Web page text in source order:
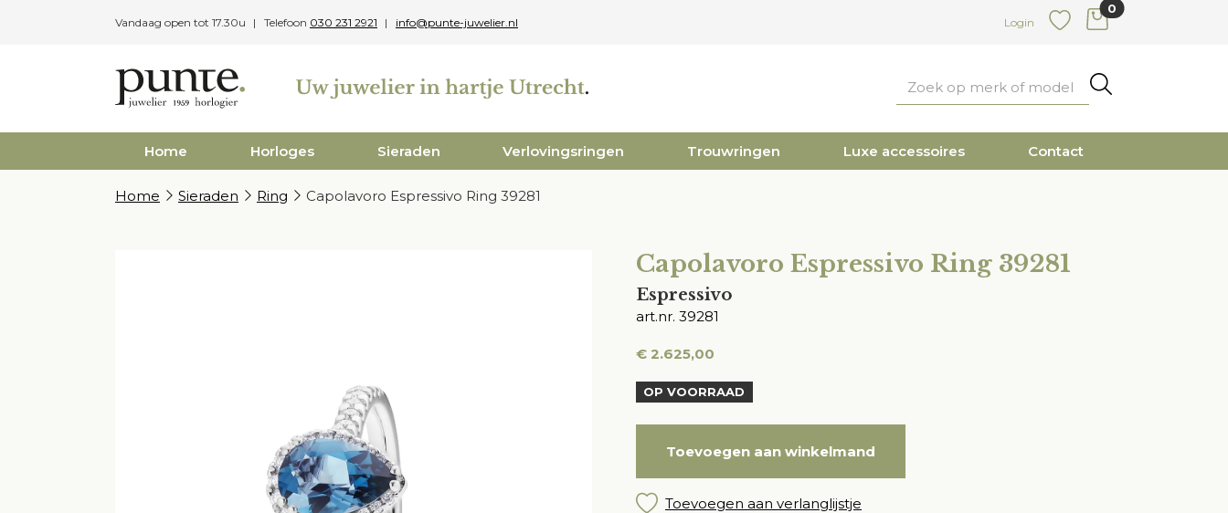
Vandaag open tot 17.30u Telefoon 030 231 2921 info@punte-juwelier.nl
Login
0
items in cart
Home Horloges Sieraden Verlovingsringen Trouwringen Luxe accessoires Contact
Home Sieraden Ring Capolavoro Espressivo Ring 39281
Capolavoro Espressivo Ring 39281
Espressivo
art.nr. 39281
€ 2.625,00
OP VOORRAAD
Toevoegen aan winkelmand
Toevoegen aan verlanglijstje